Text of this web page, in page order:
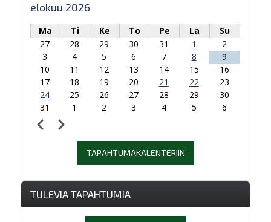
elokuu 2026
Ma Ti Ke To Pe La
Su
27
28 29 30 31 1
2
3
4 5 6 7 8
9
10
11 12 13 14 15
16
17
18 19 20 21 22
23
24
25 26 27 28 29
30
31
1 2 3 4 5
6
Sivutus
EdellinenSeuraava
TAPAHTUMAKALENTERIIN
TULEVIA TAPAHTUMIA